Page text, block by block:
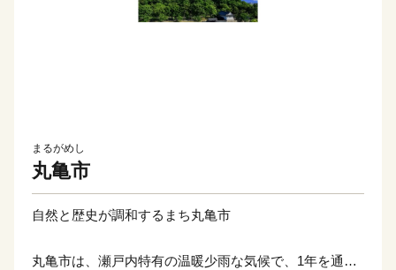
まるがめし
丸亀市
自然と歴史が調和するまち丸亀市
丸亀市は、瀬戸内特有の温暖少雨な気候で、1年を通じ